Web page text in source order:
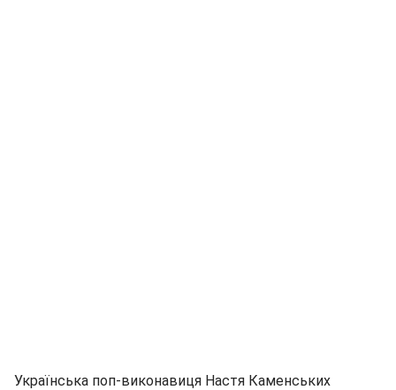
Українська поп-виконавиця Настя Каменських